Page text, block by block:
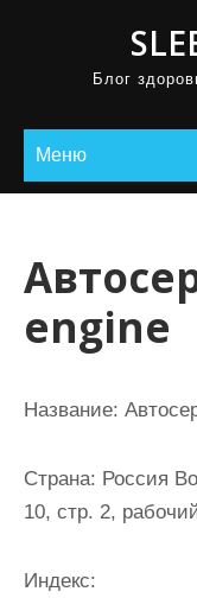
Блог
Меню
engine
Название:
Страна: Россия
10, стр. 2,
Индекс: